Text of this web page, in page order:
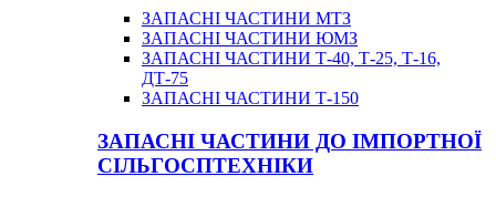
ЗАПАСНІ ЧАСТИНИ МТЗ
ЗАПАСНІ ЧАСТИНИ ЮМЗ
ЗАПАСНІ ЧАСТИНИ Т-40, Т-25, Т-16,
ДТ-75
ЗАПАСНІ ЧАСТИНИ Т-150
ЗАПАСНІ ЧАСТИНИ ДО ІМПОРТНОЇ
СІЛЬГОСПТЕХНІКИ